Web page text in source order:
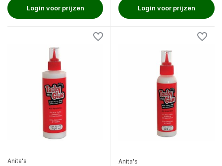
Login voor prijzen Login voor prijzen
Anita's Anita's